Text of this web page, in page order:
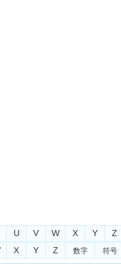
U V W X Y
Z
X Y Z 数字 符号